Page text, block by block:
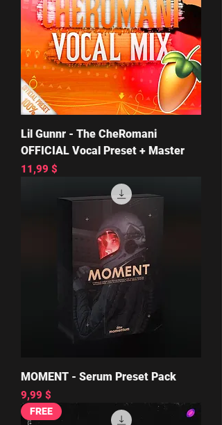
Lil Gunnr - The CheRomani
OFFICIAL Vocal Preset + Master
Цена
11,99 $
MOMENT - Serum Preset Pack
Цена
9,99 $
FREE